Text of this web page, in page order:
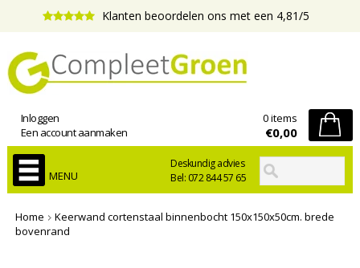
Klanten beoordelen ons met een 4,81/5
Deskundig advies
Bel: 072 844 57 65
Inloggen
Een account aanmaken
0 items
€0,00
MENU
Home
Keerwand cortenstaal binnenbocht 150x150x50cm. brede
bovenrand